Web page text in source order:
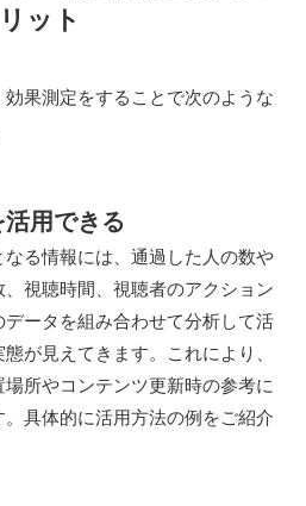
リット
果測定をすることで次のような
用できる
る情報には、通過した人の数や
視聴時間、視聴者のアクション
ータを組み合わせて分析して活
が見えてきます。これにより、
所やコンテンツ更新時の参考に
具体的に活用方法の例をご紹介